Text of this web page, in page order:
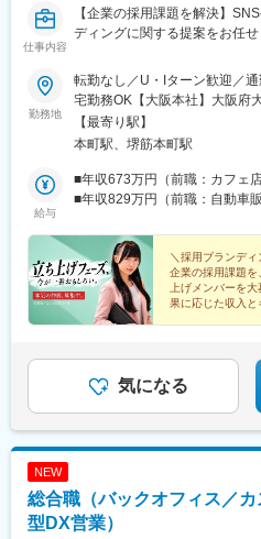
仕事内容
【企業の採用課題を解決】
ディングに関する提案をお任せ
勤務地
転勤なし／U・Iターン歓迎／
宅勤務OK【大阪本社】大阪府
本町ビル11階＜アクセス＞
【受動喫煙対策】あり
【最寄り駅】
本町駅、堺筋本町駅
給与
■年収673万円（前職：カフェ店
■年収829万円（前職：自動車販
＼採用ブランデ
企業の採用課題
上げメンバーを
果に応じた収入と
気になる
NEW
総合職（バックオフィス／
型DX営業）